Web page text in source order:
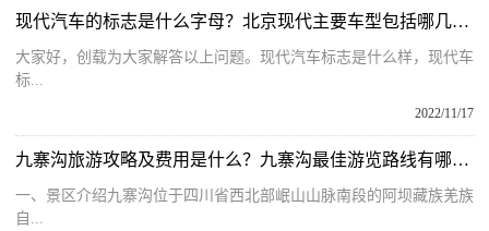
现代汽车的标志是什么字母？北京现代主要车型包括哪几款汽车呢？
大家好，创载为大家解答以上问题。现代汽车标志是什么样，现代车
标...
2022/11/17
九寨沟旅游攻略及费用是什么？九寨沟最佳游览路线有哪些值得推荐？
一、景区介绍九寨沟位于四川省西北部岷山山脉南段的阿坝藏族羌族
自...